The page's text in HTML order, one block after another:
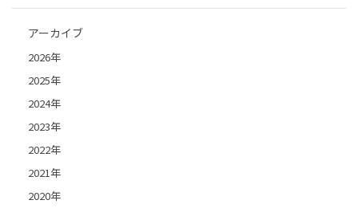
アーカイブ
2026年
2025年
2024年
2023年
2022年
2021年
2020年